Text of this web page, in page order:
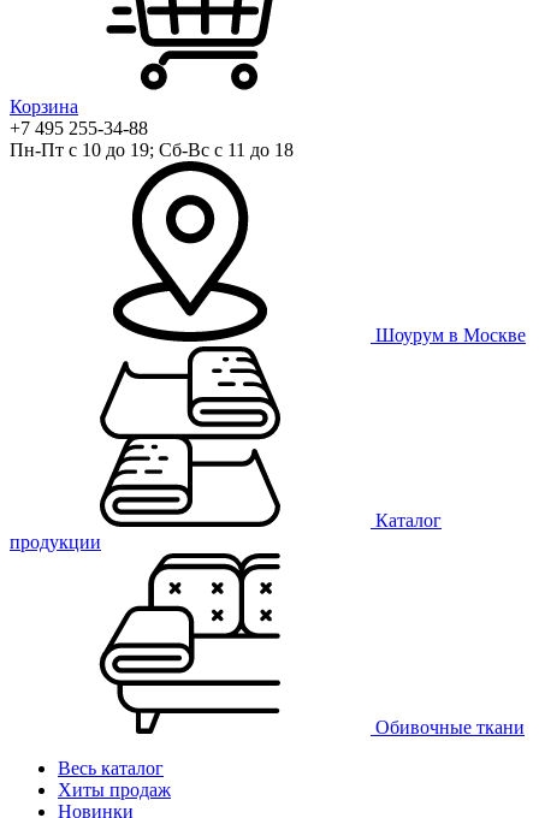
Корзина
+7 495 255-34-88
Пн-Пт с 10 до 19; Сб-Вс с 11 до 18
Шоурум в Москве
Каталог
продукции
Обивочные ткани
Весь каталог
Хиты продаж
Новинки